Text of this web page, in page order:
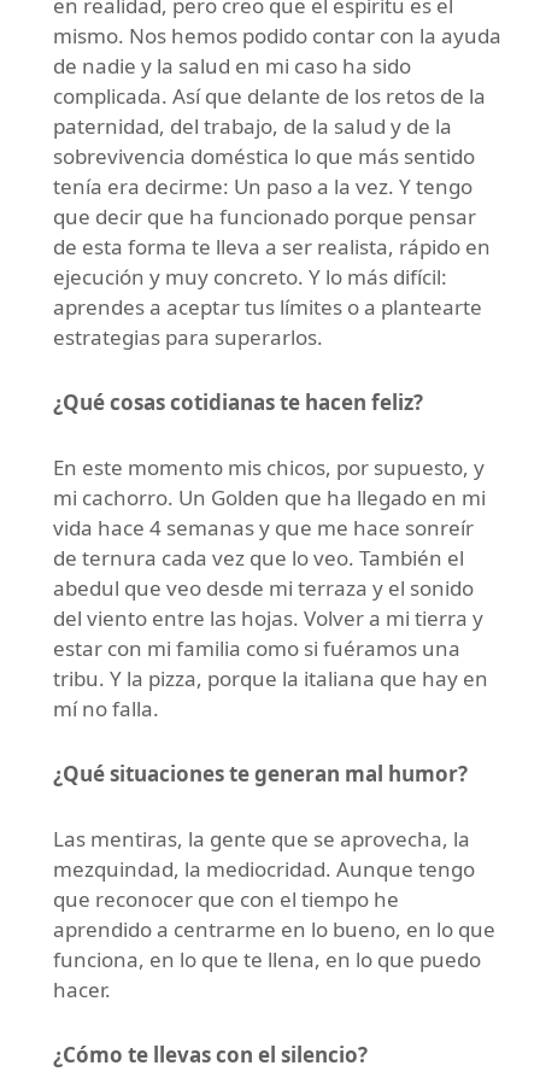
en realidad, pero creo que el espíritu es el
mismo. Nos hemos podido contar con la ayuda
de nadie y la salud en mi caso ha sido
complicada. Así que delante de los retos de la
paternidad, del trabajo, de la salud y de la
sobrevivencia doméstica lo que más sentido
tenía era decirme: Un paso a la vez. Y tengo
que decir que ha funcionado porque pensar
de esta forma te lleva a ser realista, rápido en
ejecución y muy concreto. Y lo más difícil:
aprendes a aceptar tus límites o a plantearte
estrategias para superarlos.
¿Qué cosas cotidianas te hacen feliz?
En este momento mis chicos, por supuesto, y
mi cachorro. Un Golden que ha llegado en mi
vida hace 4 semanas y que me hace sonreír
de ternura cada vez que lo veo. También el
abedul que veo desde mi terraza y el sonido
del viento entre las hojas. Volver a mi tierra y
estar con mi familia como si fuéramos una
tribu. Y la pizza, porque la italiana que hay en
mí no falla.
¿Qué situaciones te generan mal humor?
Las mentiras, la gente que se aprovecha, la
mezquindad, la mediocridad. Aunque tengo
que reconocer que con el tiempo he
aprendido a centrarme en lo bueno, en lo que
funciona, en lo que te llena, en lo que puedo
hacer.
¿Cómo te llevas con el silencio?